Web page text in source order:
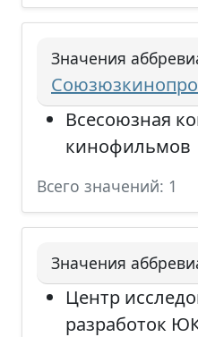
Значения
Всесоюзная
кинофильмов
Всего значений: 1
Значения
Центр
разработок